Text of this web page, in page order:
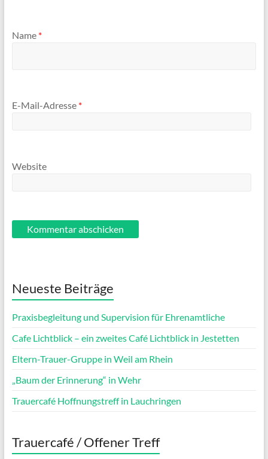
Name *
E-Mail-Adresse *
Website
Neueste Beiträge
Praxisbegleitung und Supervision für Ehrenamtliche
Cafe Lichtblick – ein zweites Café Lichtblick in Jestetten
Eltern-Trauer-Gruppe in Weil am Rhein
„Baum der Erinnerung“ in Wehr
Trauercafé Hoffnungstreff in Lauchringen
Trauercafé / Offener Treff